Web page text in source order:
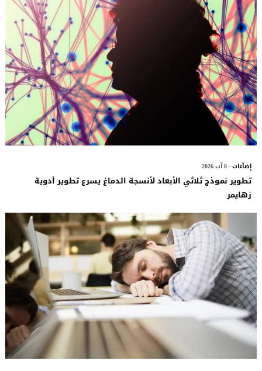
إضآءات- 8 آب 2026
تطوير نموذج ثلاثي الأبعاد لأنسجة الدماغ يسرع تطوير أدوية
زهايمر